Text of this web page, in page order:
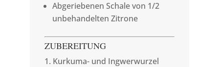
Abgeriebenen Schale von 1/2
unbehandelten Zitrone
ZUBEREITUNG
Kurkuma- und Ingwerwurzel